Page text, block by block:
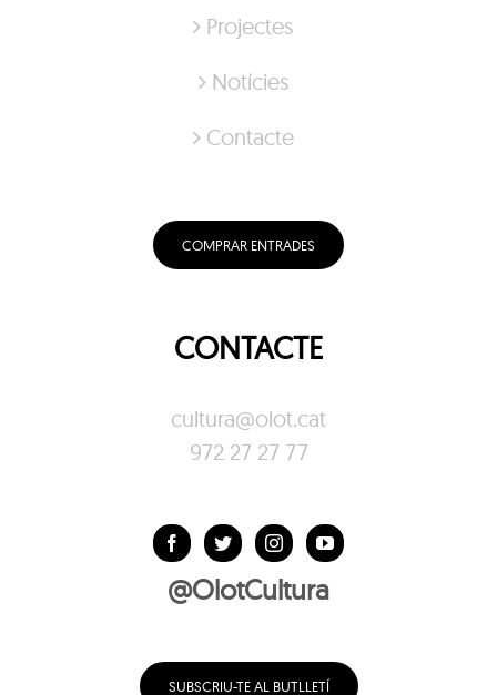
Projectes
Notícies
Contacte
COMPRAR ENTRADES
CONTACTE
cultura@olot.cat
972 27 27 77
@OlotCultura
SUBSCRIU-TE AL BUTLLETÍ